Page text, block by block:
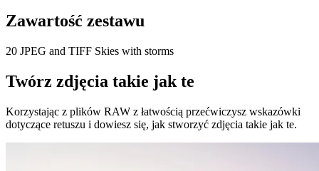
Zawartość zestawu
20 JPEG and TIFF Skies with storms
Twórz zdjęcia takie jak te
Korzystając z plików RAW z łatwością przećwiczysz wskazówki
dotyczące retuszu i dowiesz się, jak stworzyć zdjęcia takie jak te.